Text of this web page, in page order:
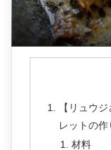
【リュウ
レットの作
材料